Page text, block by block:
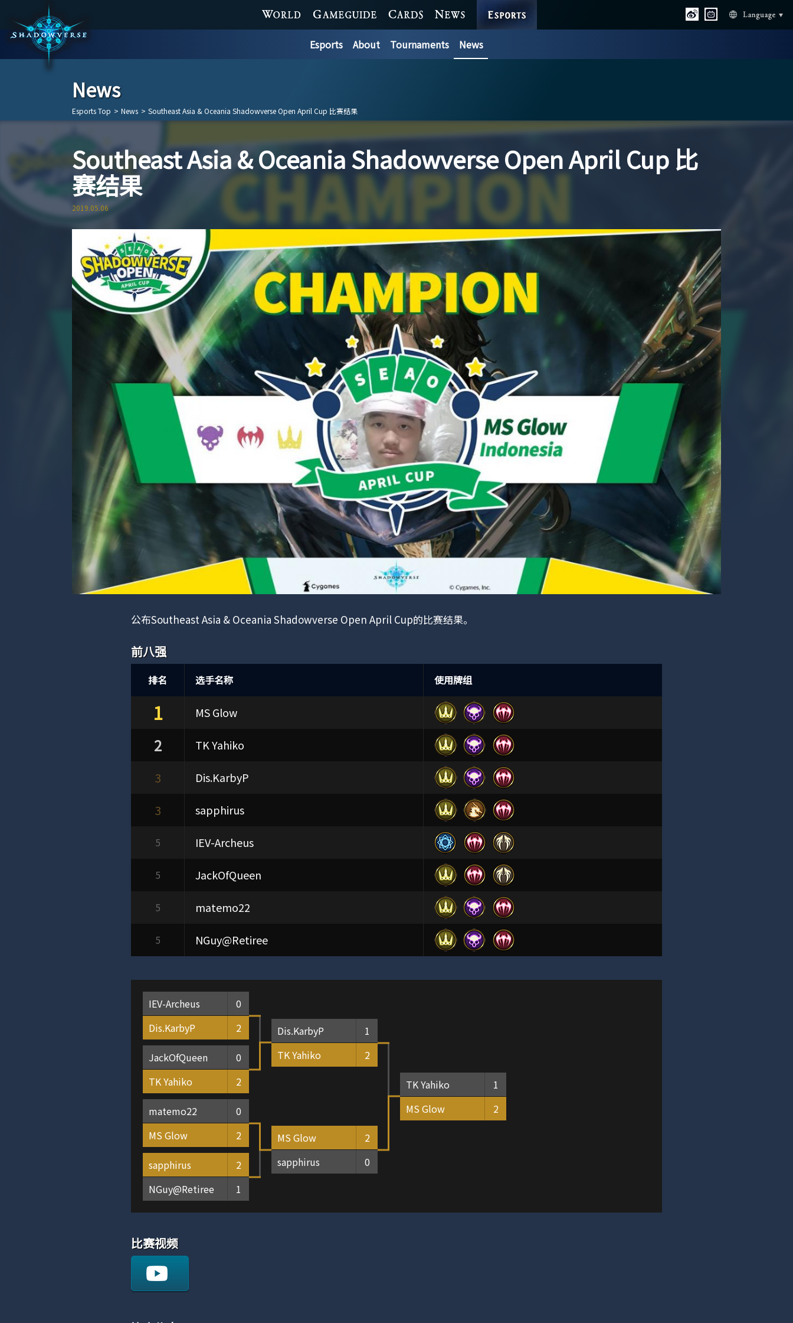
WORLD GAME GUIDE CARDS NEWS
Language
Esports About Tournaments News
News
Esports Top > News > Southeast Asia & Oceania Shadowverse Open April Cup 比赛结果
Southeast Asia & Oceania Shadowverse Open April Cup 比
赛结果
2019.05.06
公布Southeast Asia & Oceania Shadowverse Open April Cup的比赛结果。
前八强
排名 选手名称 使用牌组
1 MS Glow
2 TK Yahiko
3 Dis.KarbyP
3 sapphirus
5 IEV-Archeus
5 JackOfQueen
5 matemo22
5 NGuy@Retiree
IEV-Archeus
0
Dis.KarbyP
2
JackOfQueen
0
TK Yahiko
2
matemo22
0
MS Glow
2
sapphirus
2
NGuy@Retiree
1
Dis.KarbyP
1
TK Yahiko
2
MS Glow
2
sapphirus
0
TK Yahiko
1
MS Glow
2
比赛视频